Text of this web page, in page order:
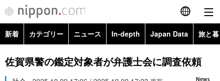
English
简体字
新着 カテゴリー ニュース In-depth Japan Data 旅と
政治・外交 Topics
佐賀県警の鑑定対象者が弁護士会に調査依頼
News